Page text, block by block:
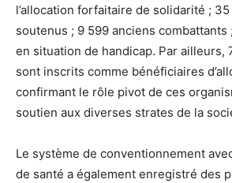
l’allocation forfaitaire de solidarité ;
soutenus ; 9 599 anciens combattants
en situation de handicap. Par ailleurs,
sont inscrits comme bénéficiaires
confirmant le rôle pivot de ces
soutien aux diverses strates de la
Le système de conventionnement
de santé a également enregistré des